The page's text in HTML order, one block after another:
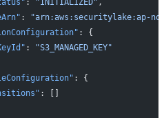
: "INITIALIZED" ,
:
"arn:aws:securitylake:ap-
: {
:
"S3_MANAGED_KEY"
: {
: []